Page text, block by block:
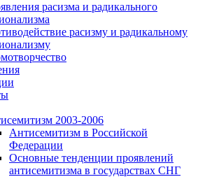
расизма и радикального
расизму и радикальному
2003-2006
Антисемитизм в Российской
Федерации
Основные тенденции проявлений
антисемитизма в государствах СНГ